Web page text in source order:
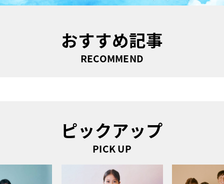
おすすめ記事
RECOMMEND
ピックアップ
PICK UP